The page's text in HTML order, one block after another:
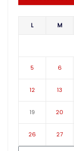
L M
5 6
12 13
19 20
26 27